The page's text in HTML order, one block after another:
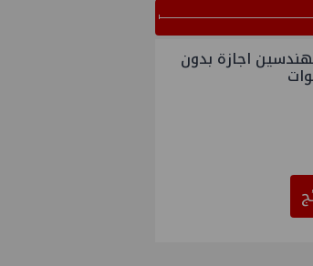
اجازة بدون